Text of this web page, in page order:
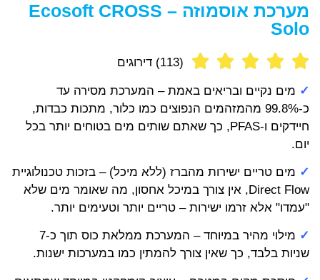
מערכת אוסמוזה – Ecosoft CROSS
Solo
(113) דירוגים
✓ מים נקיים ובריאים באמת – המערכת מסירה עד
כ-99.8% מהמזהמים הנפוצים כמו כלור, מתכות כבדות,
חיידקים ו-PFAS, כך שאתם שותים מים בטוחים יותר בכל
יום.
✓ מים טריים ישירות מהברז (ללא מיכל) – בזכות טכנולוגיית
Direct Flow, אין צורך במיכל אחסון, מה שאומר מים שלא
"עמדו" אלא זרמו ישירות – טריים יותר וטעימים יותר.
✓
מילוי מהיר במיוחד – המערכת ממלאת כוס תוך כ-7
שניות בלבד, כך שאין צורך להמתין כמו במערכות ישנות.